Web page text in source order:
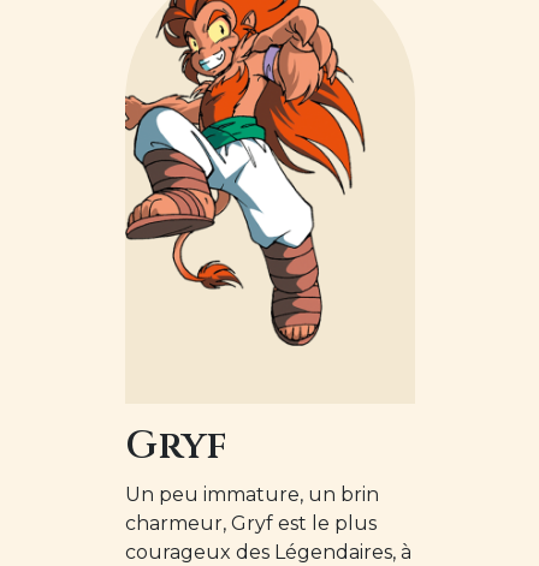
Gryf
Un peu immature, un brin
charmeur, Gryf est le plus
courageux des Légendaires, à